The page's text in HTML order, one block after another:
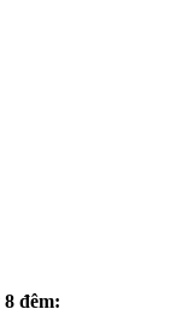
8 đêm: